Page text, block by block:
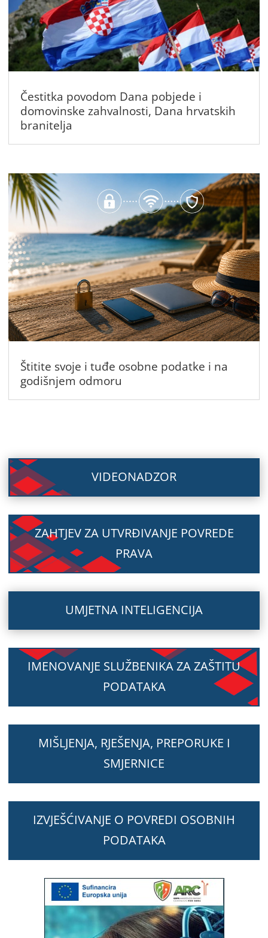
Čestitka povodom Dana pobjede i
domovinske zahvalnosti, Dana hrvatskih
branitelja
Štitite svoje i tuđe osobne podatke i na
godišnjem odmoru
VIDEONADZOR
ZAHTJEV ZA UTVRĐIVANJE POVREDE
PRAVA
UMJETNA INTELIGENCIJA
IMENOVANJE SLUŽBENIKA ZA ZAŠTITU
PODATAKA
MIŠLJENJA, RJEŠENJA, PREPORUKE I
SMJERNICE
IZVJEŠĆIVANJE O POVREDI OSOBNIH
PODATAKA